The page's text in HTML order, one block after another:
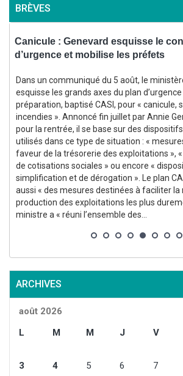
BRÈVES
Canicule : Genevard esquisse le
d’urgence et mobilise les préfets
Dans un communiqué du 5 août, le
esquisse les grands axes du plan
préparation, baptisé CASI, pour « canicule,
incendies ». Annoncé fin juillet par Annie
pour la rentrée, il se base sur des
utilisés dans ce type de situation : «
faveur de la trésorerie des exploitations »,
de cotisations sociales » ou encore «
simplification et de dérogation ». Le plan
aussi « des mesures destinées à faciliter la
production des exploitations les plus
ministre a « réuni l’ensemble des...
ARCHIVES
août 2026
L
M M J V
3
4 5 6 7